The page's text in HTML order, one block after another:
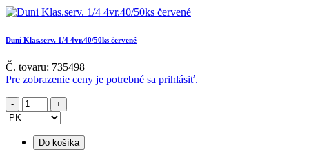
Duni Klas.serv. 1/4 4vr.40/50ks červené
Č. tovaru: 735498
Pre zobrazenie ceny je potrebné sa prihlásiť.
Do košíka